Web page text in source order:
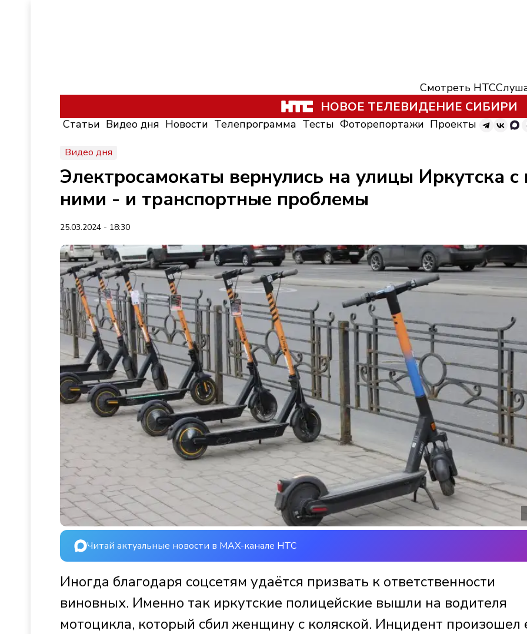
Смотреть НТС
НОВОЕ ТЕЛЕВИДЕНИЕ СИБИРИ
Статьи Видео дня Новости Телепрограмма Тесты Фоторепортажи Проекты
Видео дня
Электросамокаты вернулись на улицы Иркутска
ними - и транспортные проблемы
25.03.2024 - 18:30
Читай актуальные новости в MAX-канале НТС
Иногда благодаря соцсетям удаётся призвать к ответственности
виновных. Именно так иркутские полицейские вышли на водителя
мотоцикла, который сбил женщину с коляской. Инцидент произошел